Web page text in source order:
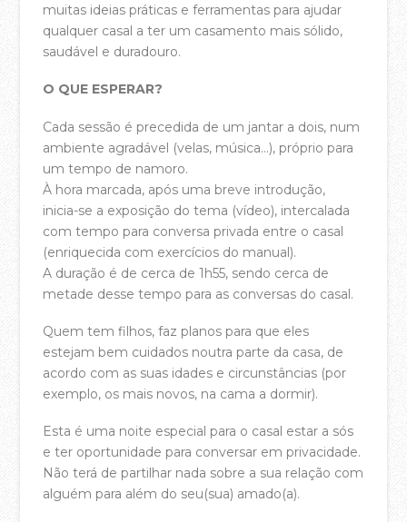
muitas ideias práticas e ferramentas para ajudar
qualquer casal a ter um casamento mais sólido,
saudável e duradouro.
O QUE ESPERAR?
Cada sessão é precedida de um jantar a dois, num
ambiente agradável (velas, música…), próprio para
um tempo de namoro.
À hora marcada, após uma breve introdução,
inicia-se a exposição do tema (vídeo), intercalada
com tempo para conversa privada entre o casal
(enriquecida com exercícios do manual).
A duração é de cerca de 1h55, sendo cerca de
metade desse tempo para as conversas do casal.
Quem tem filhos, faz planos para que eles
estejam bem cuidados noutra parte da casa, de
acordo com as suas idades e circunstâncias (por
exemplo, os mais novos, na cama a dormir).
Esta é uma noite especial para o casal estar a sós
e ter oportunidade para conversar em privacidade.
Não terá de partilhar nada sobre a sua relação com
alguém para além do seu(sua) amado(a).